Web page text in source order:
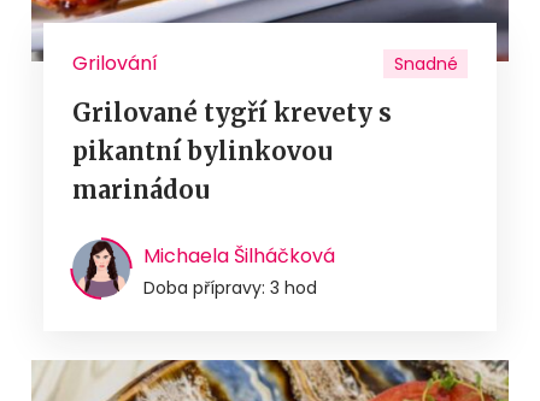
Grilování Snadné
Grilované tygří krevety s
pikantní bylinkovou
marinádou
Michaela Šilháčková
Doba přípravy: 3 hod